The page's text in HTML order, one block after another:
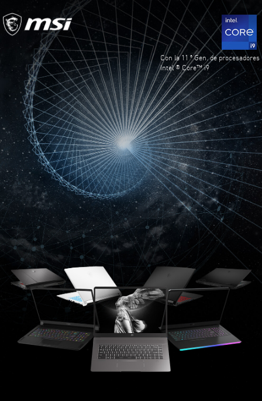
Con la 11ªGen. de procesadores
Intel®Core™ i9